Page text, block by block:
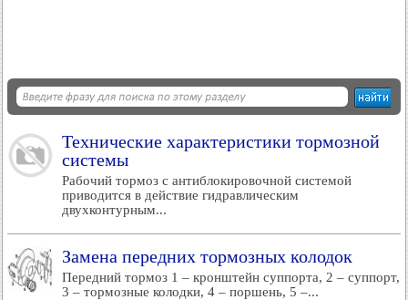
Технические характеристики тормозной
системы
Рабочий тормоз с антиблокировочной системой
приводится в действие гидравлическим
двухконтурным...
Замена передних тормозных колодок
Передний тормоз 1 – кронштейн суппорта, 2 – суппорт,
3 – тормозные колодки, 4 – поршень, 5 –...